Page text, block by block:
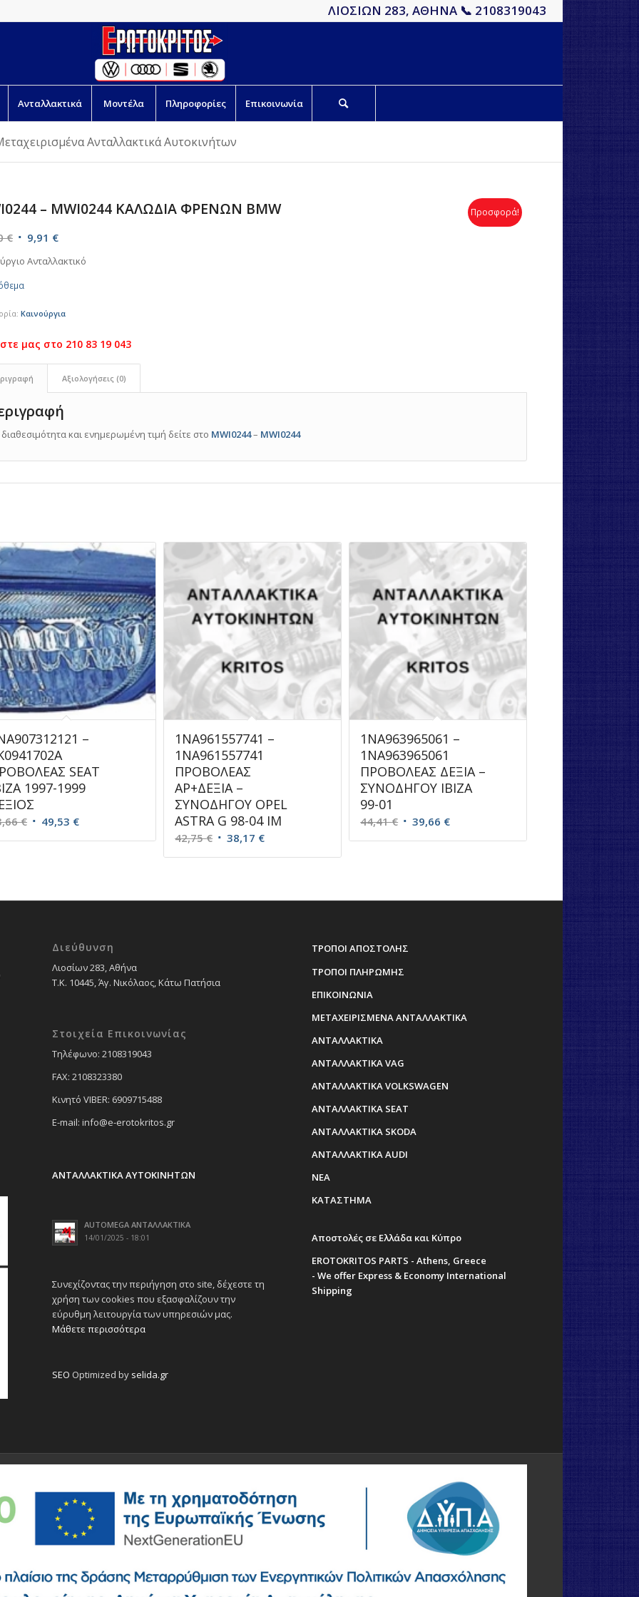
ΛΙΟΣΙΩΝ 283, ΑΘΗΝΑ 📞 2108319043
Ανταλλακτικά Μοντέλα Πληροφορίες Επικοινωνία
Ανταλλακτικά Αυτοκινήτων
Προσφορά!
– MWI0244 ΚΑΛΩΔΙΑ ΦΡΕΝΩΝ BMW
€ Original
11,10 €.
9,91 €Η
τρέχουσα
Ανταλλακτικό
Καινούργια
Αξιολογήσεις (0)
διαθεσιμότητα και ενημερωμένη τιμή δείτε στο MWI0244– MWI0244
–
SEAT
1997-1999
€ Original
price
49,53 €Η
τρέχουσα
1NA961557741 –
1NA961557741
ΠΡΟΒΟΛΕΑΣ
ΑΡ+ΔΕΞΙΑ –
ΣΥΝΟΔΗΓΟΥ OPEL
ASTRA G 98-04 IM
42,75€ Original
price
38,17 €Η
τρέχουσα
38,17 €.
1ΝΑ963965061 –
1ΝΑ963965061
ΠΡΟΒΟΛΕΑΣ ΔΕΞΙΑ –
ΣΥΝΟΔΗΓΟΥ ΙΒΙΖΑ
99-01
44,41€ Original
price
39,66 €Η
τρέχουσα
Διεύθυνση
Λιοσίων 283, Αθήνα
Τ.Κ. 10445, Άγ. Νικόλαος, Κάτω Πατήσια
Στοιχεία Επικοινωνίας
Tηλέφωνο: 2108319043
FAX: 2108323380
Κινητό VIBER: 6909715488
E-mail: info@e-erotokritos.gr
ΑΝΤΑΛΛΑΚΤΙΚΑ ΑΥΤΟΚΙΝΗΤΩΝ
AUTOMEGA ΑΝΤΑΛΛΑΚΤΙΚΑ
14/01/2025 - 18:01
Συνεχίζοντας την περιήγηση στο site, δέχεστε τη
χρήση των cookies που εξασφαλίζουν την
εύρυθμη λειτουργία των υπηρεσιών μας.
Μάθετε περισσότερα
SEO Optimized by selida.gr
ΤΡΟΠΟΙ ΑΠΟΣΤΟΛΗΣ
ΤΡΟΠΟΙ ΠΛΗΡΩΜΗΣ
ΕΠΙΚΟΙΝΩΝΙΑ
ΜΕΤΑΧΕΙΡΙΣΜΕΝΑ ΑΝΤΑΛΛΑΚΤΙΚΑ
ΑΝΤΑΛΛΑΚΤΙΚΑ
ΑΝΤΑΛΛΑΚΤΙΚΑ VAG
ΑΝΤΑΛΛΑΚΤΙΚΑ VOLKSWAGEN
ΑΝΤΑΛΛΑΚΤΙΚΑ SEAT
ΑΝΤΑΛΛΑΚΤΙΚΑ SKODA
ΑΝΤΑΛΛΑΚΤΙΚΑ AUDI
ΝΕΑ
ΚΑΤΑΣΤΗΜΑ
Αποστολές σε Ελλάδα και Κύπρο
EROTOKRITOS PARTS - Athens, Greece
- We offer Express & Economy International
Shipping